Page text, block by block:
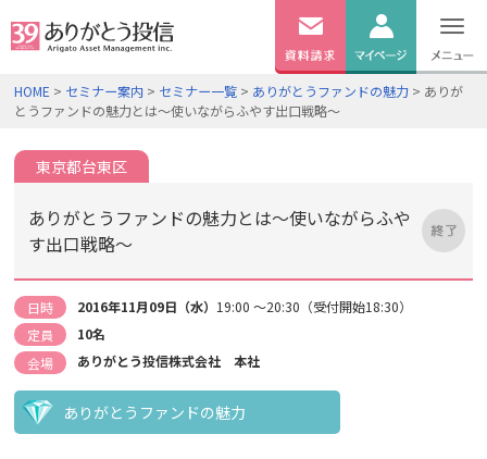
無料資料
請求
ログイン
HOME > セミナー案内 > セミナー一覧 > ありがとうファンドの魅力 > ありが
とうファンドの魅力とは～使いながらふやす出口戦略～
東京都台東区
ありがとうファンドの魅力とは～使いながらふや
す出口戦略～
日時 2016年11月09日（水） 19:00 ～20:30（受付開始18:30）
定員
10名
会場
ありがとう投信株式会社 本社
ありがとうファンドの魅力